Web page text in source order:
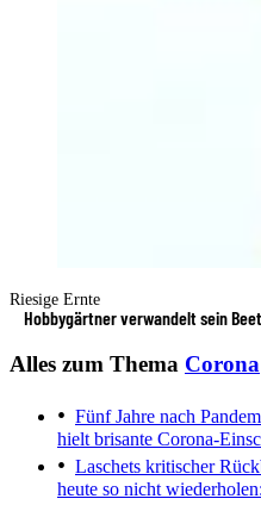
Riesige Ernte
Hobbygärtner verwandelt sein
Alles zum Thema Corona
Fünf Jahre nach
hielt brisante Corona-
Laschets kritischer
heute so nicht